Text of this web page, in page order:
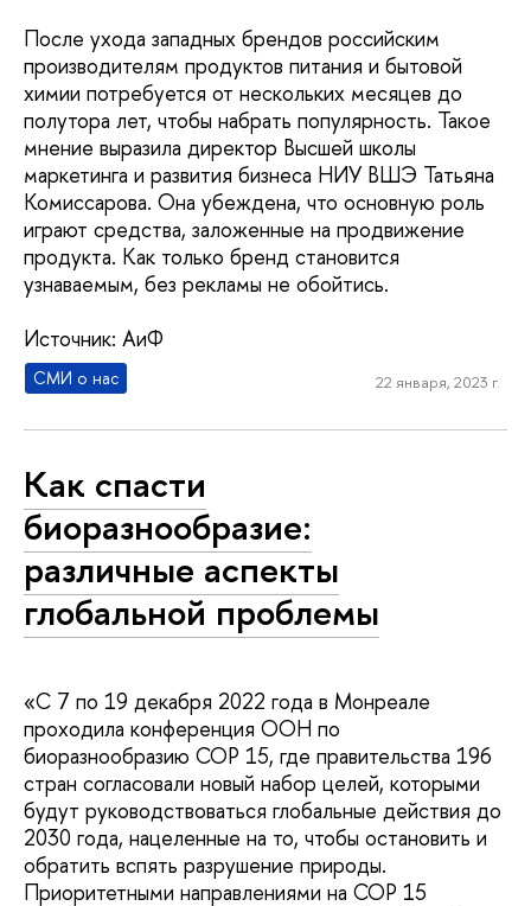
После ухода западных брендов российским
производителям продуктов питания и бытовой
химии потребуется от нескольких месяцев до
полутора лет, чтобы набрать популярность. Такое
мнение выразила директор Высшей школы
маркетинга и развития бизнеса НИУ ВШЭ Татьяна
Комиссарова. Она убеждена, что основную роль
играют средства, заложенные на продвижение
продукта. Как только бренд становится
узнаваемым, без рекламы не обойтись.
Источник: АиФ
СМИ о нас 22 января, 2023 г.
Как спасти
биоразнообразие:
различные аспекты
глобальной проблемы
«С 7 по 19 декабря 2022 года в Монреале
проходила конференция ООН по
биоразнообразию СОР 15, где правительства 196
стран согласовали новый набор целей, которыми
будут руководствоваться глобальные действия до
2030 года, нацеленные на то, чтобы остановить и
обратить вспять разрушение природы.
Приоритетными направлениями на СОР 15